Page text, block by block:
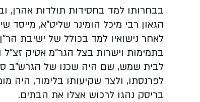
בבחרותו למד בחסידות תולדות אהרן,
הגאון רבי מיכל הומינר שליט"א, מייסד
לאחר נישואיו למד בכולל של ישיבת
בתמימות וישרות בצל הגר"מ אטיק זצ"ל
לבית שמש, שם היה שכנו של הגרש"ב
לפרנסתו, ולצד שקיעותו בלימוד, היה
בריסק נהגו לרכוש אצלו את הבתים.